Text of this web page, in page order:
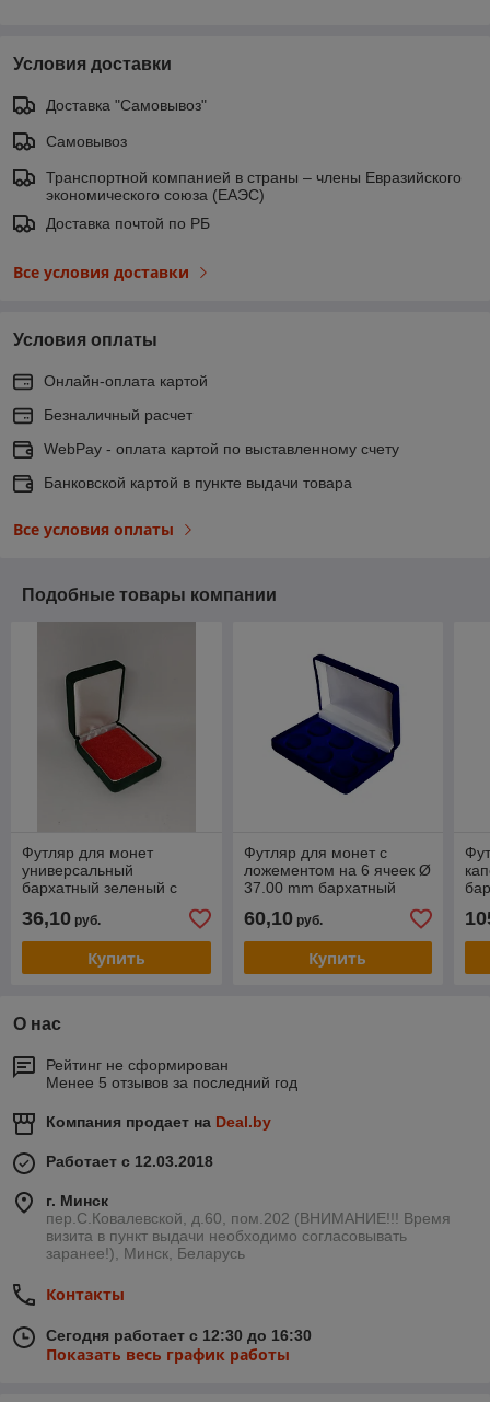
Условия доставки
Доставка "Самовывоз"
Самовывоз
Транспортной компанией в страны – члены Евразийского
экономического союза (ЕАЭС)
Доставка почтой по РБ
Все условия доставки
Условия оплаты
Онлайн-оплата картой
Безналичный расчет
WebPay - оплата картой по выставленному счету
Банковской картой в пункте выдачи товара
Все условия оплаты
Подобные товары компании
Футляр для монет
универсальный
бархатный зеленый с
(50х65 мм.)
36,10 руб.
Купить
Футляр для монет с
ложементом на 6 ячеек Ø
37.00 mm бархатный
60,10руб.
Купить
О нас
Рейтинг не сформирован
Менее 5 отзывов за последний год
Компания продает на Deal.by
Работает с 12.03.2018
г. Минск
пер.С.Ковалевской, д.60, пом.202 (ВНИМАНИЕ!!! Время
визита в пункт выдачи необходимо согласовывать
заранее!), Минск, Беларусь
Контакты
Сегодня работает с 12:30 до 16:30
Показать весь график работы